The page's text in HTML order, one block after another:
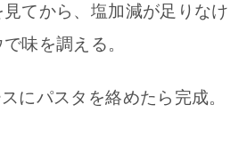
てから、塩加減が足りなけ
味を調える。
にパスタを絡めたら完成。